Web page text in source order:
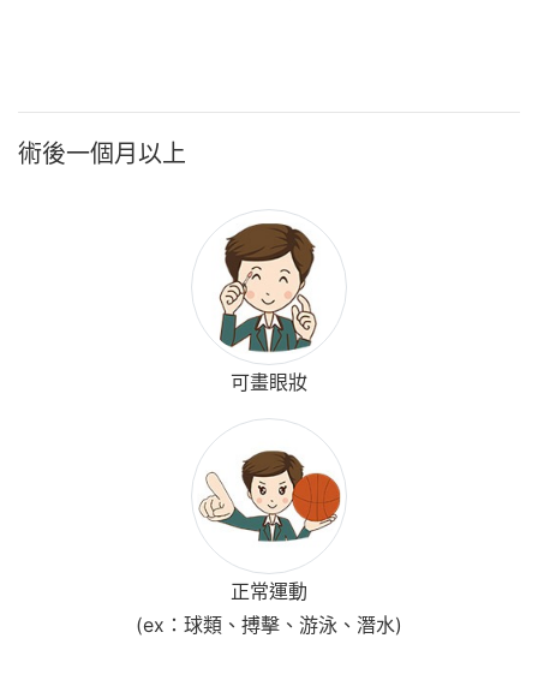
術後一個月以上
可畫眼妝
正常運動
(ex：球類、搏擊、游泳、潛水)